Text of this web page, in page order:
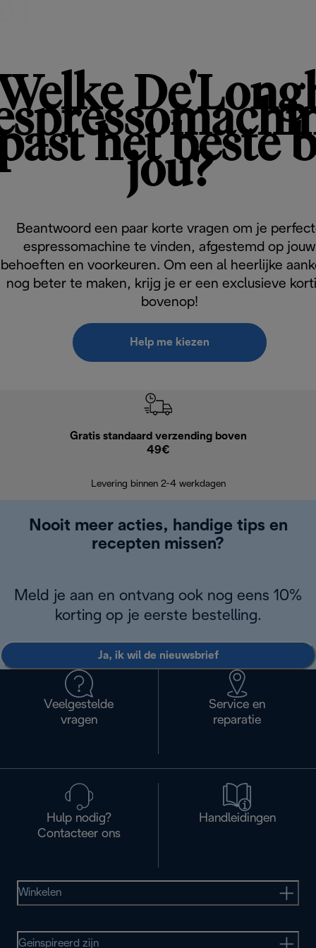
het beste
jou?
Beantwoord een paar korte vragen om je
espressomachine te vinden, afgestemd op jouw
behoeften en voorkeuren. Om een al heerlijke
nog beter te maken, krijg je er een exclusieve
bovenop!
Help me kiezen
Gratis standaard verzending boven
49€
Levering binnen 2-4 werkdagen
Nooit meer acties, handige tips en
recepten missen?
Meld je aan en ontvang ook nog eens 10%
korting op je eerste bestelling.
Ja, ik wil de nieuwsbrief
Veelgestelde
vragen
Service en
reparatie
Hulp nodig?
Contacteer ons
Handleidingen
Winkelen
Geinspireerd zijn